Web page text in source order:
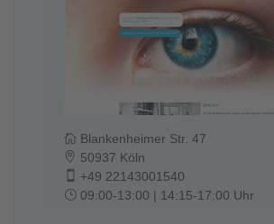
Blankenheimer Str. 47
50937 Köln
+49 22143001540
09:00-13:00 | 14:15-17:00 Uhr